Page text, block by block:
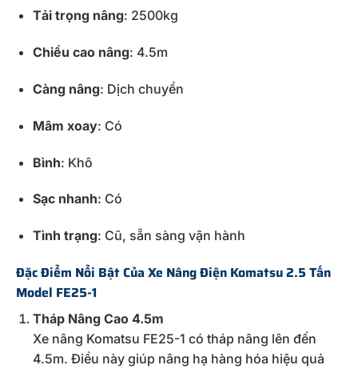
Tải trọng nâng: 2500kg
Chiều cao nâng: 4.5m
Càng nâng: Dịch chuyển
Mâm xoay: Có
Bình: Khô
Sạc nhanh: Có
Tình trạng: Cũ, sẵn sàng vận hành
ĐặcĐiểm Nổi BậtCủa Xe NângĐiện Komatsu2.5Tấn
Model FE25-1
Tháp Nâng Cao 4.5m
Xe nâng Komatsu FE25-1 có tháp nâng lên đến
4.5m. Điều này giúp nâng hạ hàng hóa hiệu quả